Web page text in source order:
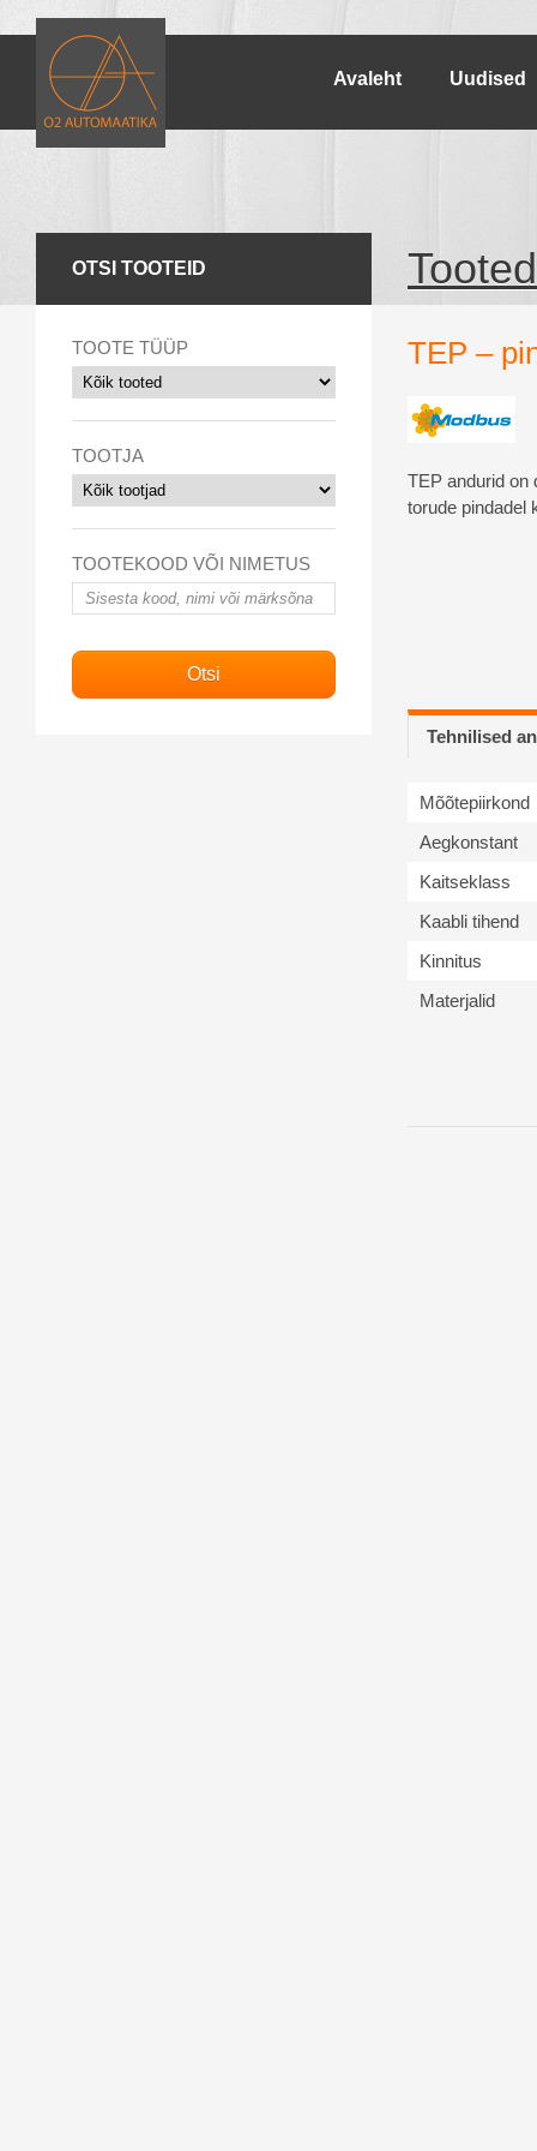
Avaleht Uudised
OTSI TOOTEID
TOOTE TÜÜP
TOOTJA
TOOTEKOOD VÕI NIMETUS
Tooted
TEP –
TEP andurid on
torude pindadel
Tehnilised
Mõõtepiirkond
Aegkonstant
Kaitseklass
Kaabli tihend
Kinnitus
Materjalid